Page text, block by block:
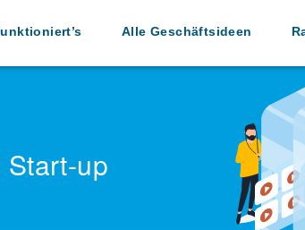
Alle Geschäftsideen
up